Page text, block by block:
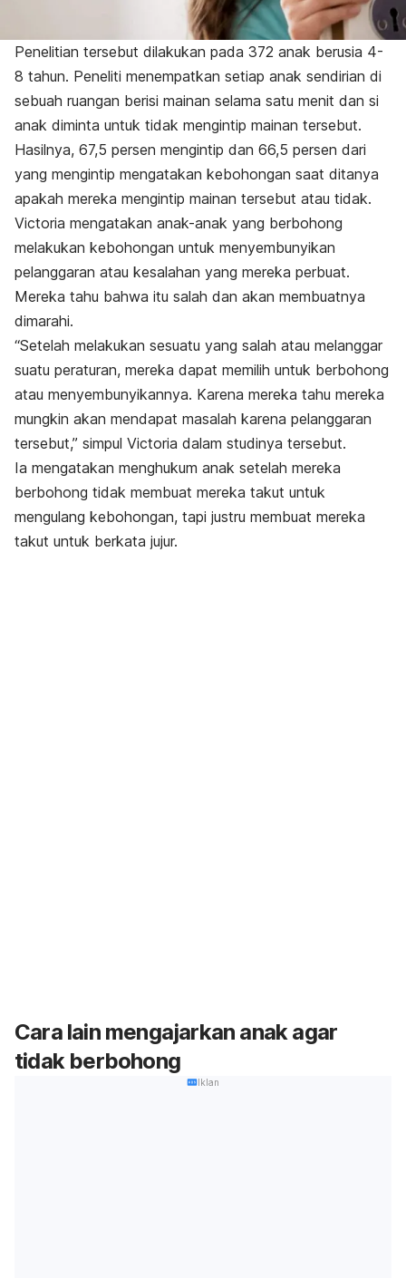
Penelitian tersebut dilakukan pada 372 anak berusia 4-
8 tahun. Peneliti menempatkan setiap anak sendirian di
sebuah ruangan berisi mainan selama satu menit dan si
anak diminta untuk tidak mengintip mainan tersebut.
Hasilnya, 67,5 persen mengintip dan 66,5 persen dari
yang mengintip mengatakan kebohongan saat ditanya
apakah mereka mengintip mainan tersebut atau tidak.
Victoria mengatakan anak-anak yang berbohong
melakukan kebohongan untuk menyembunyikan
pelanggaran atau kesalahan yang mereka perbuat.
Mereka tahu bahwa itu salah dan akan membuatnya
dimarahi.
“Setelah melakukan sesuatu yang salah atau melanggar
suatu peraturan, mereka dapat memilih untuk berbohong
atau menyembunyikannya. Karena mereka tahu mereka
mungkin akan mendapat masalah karena pelanggaran
tersebut,” simpul Victoria dalam studinya tersebut.
Ia mengatakan menghukum anak setelah mereka
berbohong tidak membuat mereka takut untuk
mengulang kebohongan, tapi justru membuat mereka
takut untuk berkata jujur.
Cara lain mengajarkan anak agar
tidak berbohong
Iklan